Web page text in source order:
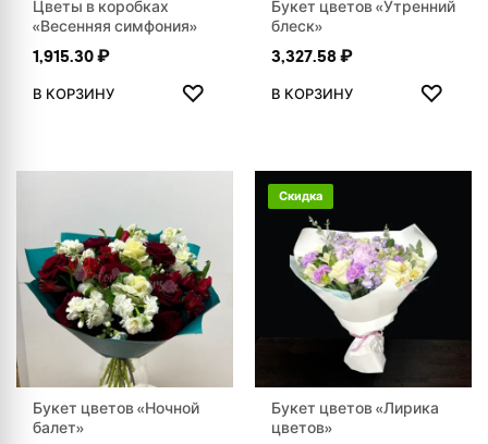
Цветы в коробках
«Весенняя симфония»
1,915.30₽
В КОРЗИНУ ♡
ДОБАВИТЬ В ИЗБРАННОЕ
Букет цветов «Утренний
блеск»
3,327.58₽
В КОРЗИНУ ♡
Букет цветов «Ночной
балет»
Скидка
Букет цветов «Лирика
цветов»